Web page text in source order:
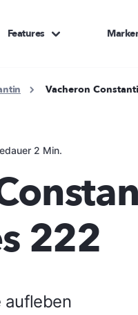
Features
Vacheron
2 Min.
222
aufleben